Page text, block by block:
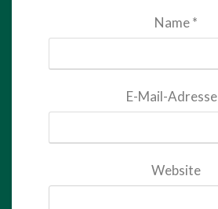
Name*
E-Mail-Adresse
Website